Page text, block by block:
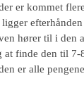
er kommet
hører til i den
at finde den til
er alle